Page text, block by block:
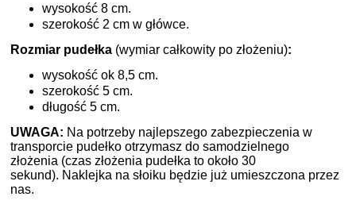
wysokość 8 cm.
szerokość 2 cm w główce.
Rozmiar pudełka (wymiar całkowity po złożeniu):
wysokość ok 8,5 cm.
szerokość 5 cm.
długość 5 cm.
UWAGA: Na potrzeby najlepszego zabezpieczenia w
transporcie pudełko otrzymasz do samodzielnego
złożenia (czas złożenia pudełka to około 30
sekund). Naklejka na słoiku będzie już umieszczona przez
nas.